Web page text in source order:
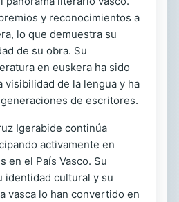
y reconocimientos a
lo que demuestra su
de su obra. Su
en euskera ha sido
visibilidad de la lengua y ha
de escritores.
Igerabide continúa
activamente en
en el País Vasco. Su
identidad cultural y su
vasca lo han convertido en